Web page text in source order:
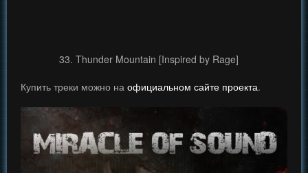
33. Thunder Mountain [Inspired by Rage]
Купить треки можно на официальном сайте проекта.